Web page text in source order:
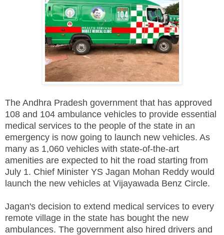
The Andhra Pradesh government that has approved
108 and 104 ambulance vehicles to provide essential
medical services to the people of the state in an
emergency is now going to launch new vehicles. As
many as 1,060 vehicles with state-of-the-art
amenities are expected to hit the road starting from
July 1. Chief Minister YS Jagan Mohan Reddy would
launch the new vehicles at Vijayawada Benz Circle.
Jagan's decision to extend medical services to every
remote village in the state has bought the new
ambulances. The government also hired drivers and